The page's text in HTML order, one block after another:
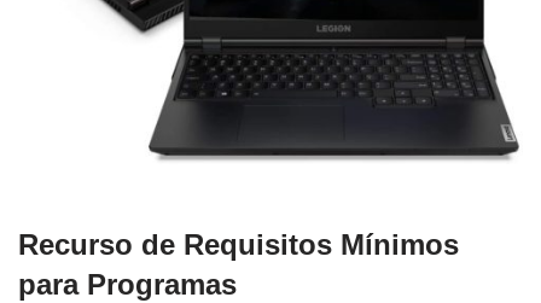
Recurso de Requisitos Mínimos
para Programas